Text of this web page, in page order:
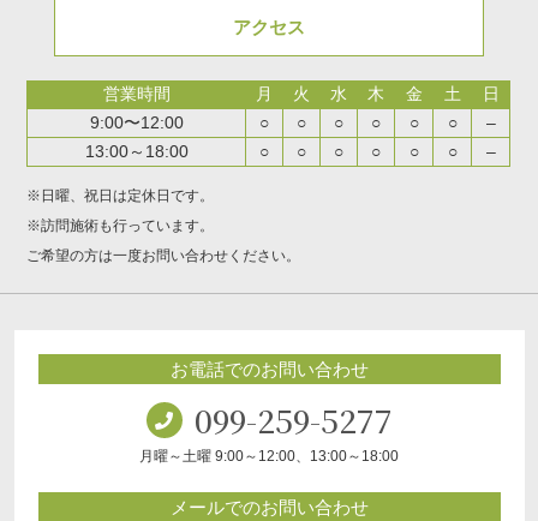
アクセス
営業時間 月 火 水 木 金 土
日
9:00〜12:00
○ ○ ○ ○ ○ ○
–
13:00～18:00
○ ○ ○ ○ ○ ○ –
※日曜、祝日は定休日です。
※訪問施術も行っています。
ご希望の方は一度お問い合わせください。
お電話でのお問い合わせ
099-259-5277
月曜～土曜 9:00～12:00、13:00～18:00
メールでのお問い合わせ